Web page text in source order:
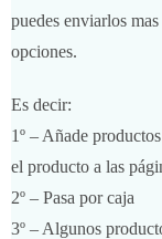
puedes enviarlos
opciones.
Es decir:
1º – Añade
el producto a las
2º – Pasa por caja
3º – Algunos